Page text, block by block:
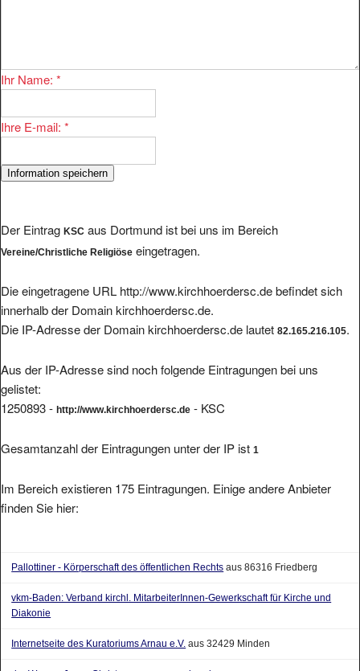
Ihr Name: *
Ihre E-mail: *
Der Eintrag KSC aus Dortmund ist bei uns im Bereich
Vereine/Christliche Religiöse eingetragen.
Die eingetragene URL http://www.kirchhoerdersc.de befindet sich
innerhalb der Domain kirchhoerdersc.de.
Die IP-Adresse der Domain kirchhoerdersc.de lautet 82.165.216.105.
Aus der IP-Adresse sind noch folgende Eintragungen bei uns
gelistet:
1250893 - http://www.kirchhoerdersc.de - KSC
Gesamtanzahl der Eintragungen unter der IP ist 1
Im Bereich existieren 175 Eintragungen. Einige andere Anbieter
finden Sie hier:
Pallottiner - Körperschaft des öffentlichen Rechts aus 86316 Friedberg
vkm-Baden: Verband kirchl. MitarbeiterInnen-Gewerkschaft für Kirche und
Diakonie
Internetseite des Kuratoriums Arnau e.V. aus 32429 Minden